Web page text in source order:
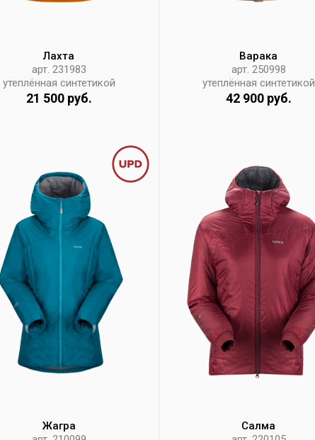
Лахта
арт. 231983
утеплённая синтетикой
21 500 руб.
Варака
арт. 250998
утеплённая синтетикой
42 900 руб.
Жагра
Салма